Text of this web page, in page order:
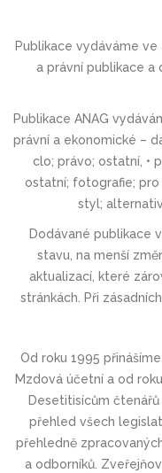
Publikace vydáváme
a právní publikace a
Publikace ANAG
právní a ekonomické –
clo; právo; ostatní, •
ostatní; fotografie; pro
styl;
Dodávané publikace
stavu, na menší
aktualizací, které
stránkách. Při
Od roku 1995
Mzdová účetní a od
Desetitisícům
přehled všech
přehledně
a odborníků.